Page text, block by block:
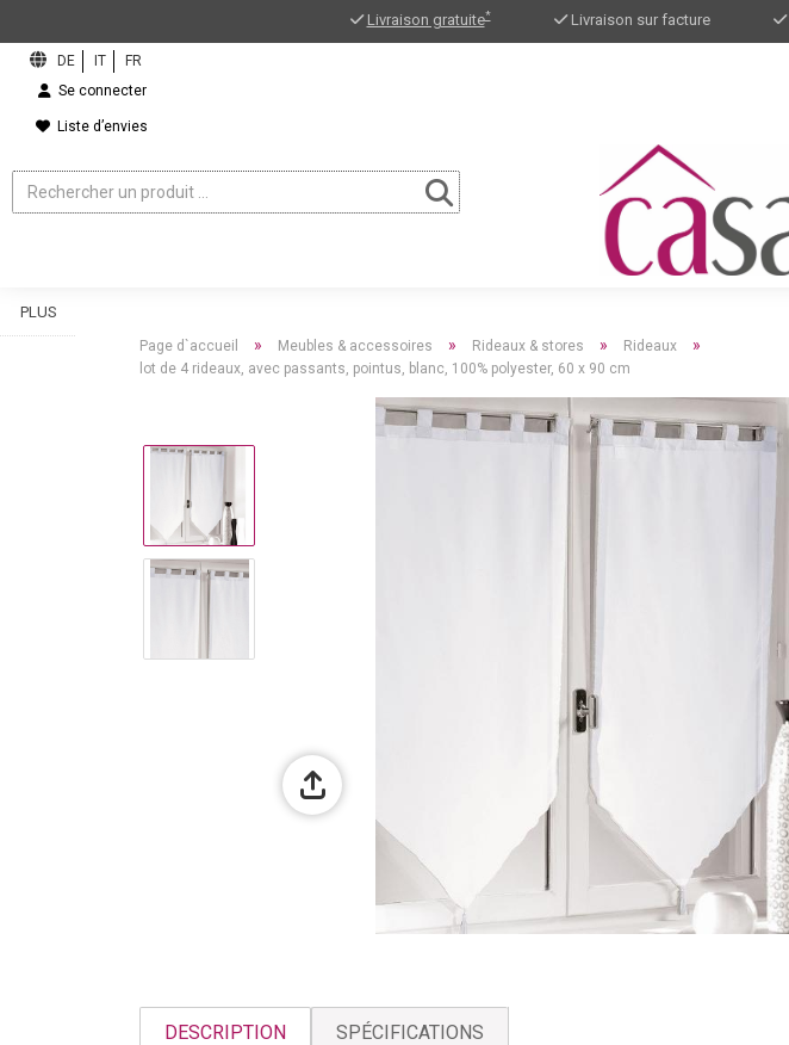
Livraison gratuite* Livraison sur facture
Se connecter
Liste d’envies
PLUS
Page d`accueil » Meubles & accessoires » Rideaux & stores » Rideaux »
lot de 4 rideaux, avec passants, pointus, blanc, 100% polyester, 60 x 90 cm
DESCRIPTION SPÉCIFICATIONS